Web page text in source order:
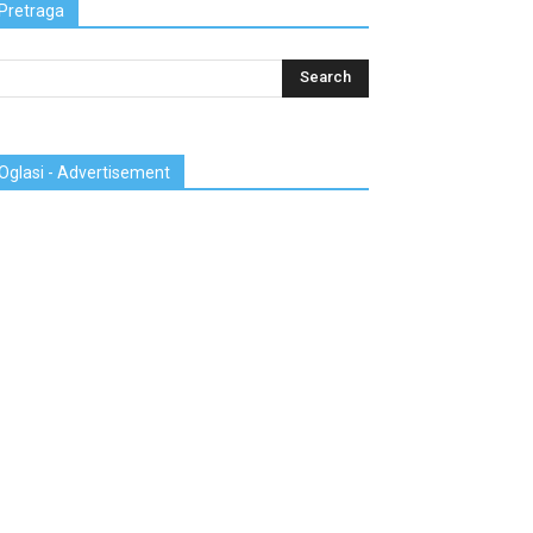
Pretraga
- Advertisement